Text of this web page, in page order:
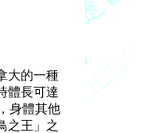
大的一種
體長可達
身體其他
之王」之